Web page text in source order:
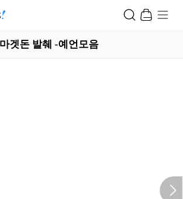
겟돈 발췌 -예언모음